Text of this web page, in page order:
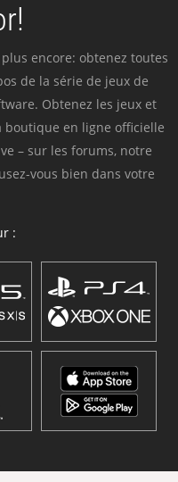
encore: obtenez toutes
de la série de jeux de
Obtenez les jeux et
en ligne officielle
– sur les forums, notre
vous bien dans votre
: